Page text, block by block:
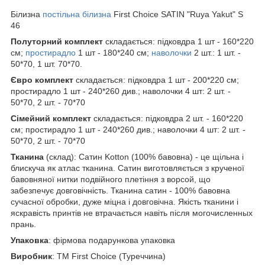
Білизна постільна білизна First Choice SATIN "Ruya Yakut" S
46
Полуторний комплект складається: підковдра 1 шт - 160*220
см; простирадло 1 шт - 180*240 см; наволочки 2 шт.: 1 шт. -
50*70, 1 шт. 70*70.
Євро комплект складається: підковдра 1 шт - 200*220 см;
простирадло 1 шт - 240*260 див.; наволочки 4 шт: 2 шт. -
50*70, 2 шт. - 70*70
Сімейний комплект складається: підковдра 2 шт. - 160*220
см; простирадло 1 шт - 240*260 див.; наволочки 4 шт: 2 шт. -
50*70, 2 шт. - 70*70
Тканина (склад): Сатин Kotton (100% бавовна) - це щільна і
блискуча як атлас тканина. Сатин виготовляється з крученої
бавовняної нитки подвійного плетіння з ворсой, що
забезпечує довговічність. Тканина сатин - 100% бавовна
сучасної обробки, дуже міцна і довговічна. Якість тканини і
яскравість принтів не втрачається навіть після могочисленных
прань.
Упаковка: фірмова подарункова упаковка
Виробник: ТМ First Choice (Туреччина)